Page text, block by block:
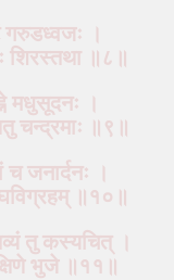
गरुडध्वजः ।
शिरस्तथा ॥८॥
मधुसूदनः ।
चन्द्रमाः ॥९॥
च जनार्दनः ।
॥१०॥
तु कस्यचित् ।
भुजे ॥११॥